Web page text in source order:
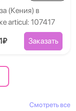
(Кения) в
articul: 107417
Заказать
Смотреть все